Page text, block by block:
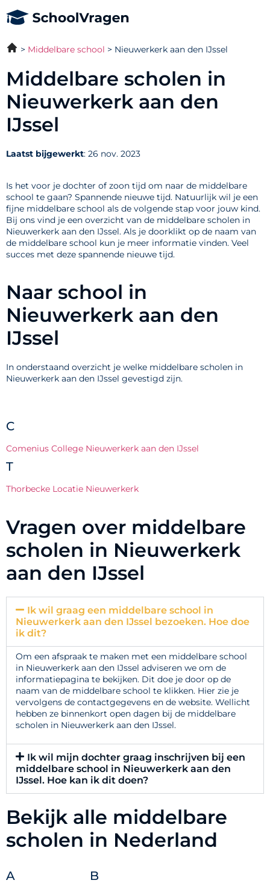
Middelbare school Nieuwerkerk aan den IJssel
Middelbare scholen in
Nieuwerkerk aan den
IJssel
Laatst bijgewerkt: 26 nov. 2023
Is het voor je dochter of zoon tijd om naar de middelbare
school te gaan? Spannende nieuwe tijd. Natuurlijk wil je een
fijne middelbare school als de volgende stap voor jouw kind.
Bij ons vind je een overzicht van de middelbare scholen in
Nieuwerkerk aan den IJssel. Als je doorklikt op de naam van
de middelbare school kun je meer informatie vinden. Veel
succes met deze spannende nieuwe tijd.
Naar school in
Nieuwerkerk aan den
IJssel
In onderstaand overzicht je welke middelbare scholen in
Nieuwerkerk aan den IJssel gevestigd zijn.
C
Comenius College Nieuwerkerk aan den IJssel
T
Thorbecke Locatie Nieuwerkerk
Vragen over middelbare
scholen in Nieuwerkerk
aan den IJssel
Ik wil graag een middelbare school in
Nieuwerkerk aan den IJssel bezoeken. Hoe doe
ik dit?
Om een afspraak te maken met een middelbare school
in Nieuwerkerk aan den IJssel adviseren we om de
informatiepagina te bekijken. Dit doe je door op de
naam van de middelbare school te klikken. Hier zie je
vervolgens de contactgegevens en de website. Wellicht
hebben ze binnenkort open dagen bij de middelbare
scholen in Nieuwerkerk aan den IJssel.
Ik wil mijn dochter graag inschrijven bij een
middelbare school in Nieuwerkerk aan den
IJssel. Hoe kan ik dit doen?
Bekijk alle middelbare
scholen in Nederland
A B